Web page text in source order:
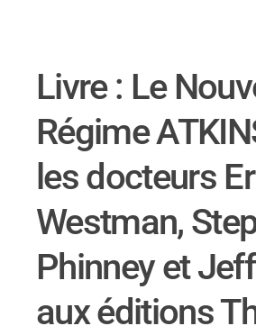
Livre : Le
Régime
les docteurs
Westman,
Phinney et
aux éditions